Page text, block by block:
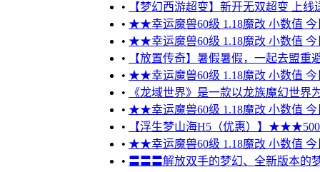
•
【梦幻西游超变】新开无双超变 上线
• ★★幸运魔兽60级 1.18魔改 小数值
• ★★幸运魔兽60级 1.18魔改 小数值
•
【放置传奇】暑假暑假，一起去盟重
• ★★幸运魔兽60级 1.18魔改 小数值
•
《龙域世界》是一款以龙族魔幻世
• ★★幸运魔兽60级 1.18魔改 小数值
•
【浮生梦山海H5（优惠）】
• ★★幸运魔兽60级 1.18魔改 小数值
• 〓〓〓解放双手的梦幻、全新版本的